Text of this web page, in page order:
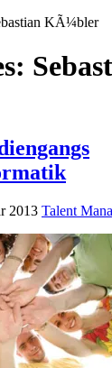
KÃ¼bler
2013 Talent